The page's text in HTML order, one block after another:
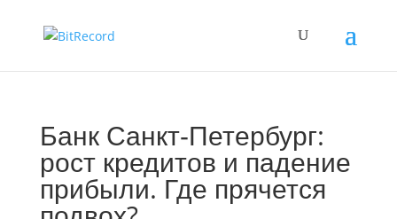
Банк Санкт‑Петербург:
рост кредитов и падение
прибыли. Где прячется